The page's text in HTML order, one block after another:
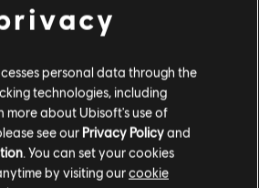
DLC
摩托賽：聚變
of the Sky（DLC 2）
S$ 7
personal data through the
technologies, including
more about Ubisoft's use of
see our Privacy Policyand
. You can set your cookies
by visiting ourcookie